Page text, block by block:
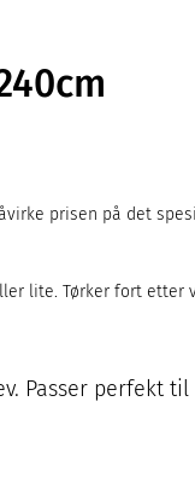
prisen på det
lite. Tørker fort etter
Passer perfekt til